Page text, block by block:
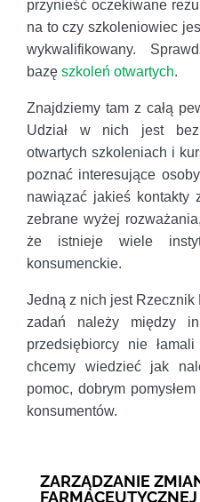
przynieść oczekiwane
na to czy szkoleniowiec
wykwalifikowany.
bazę szkoleń otwartych.
Znajdziemy tam z całą
Udział w nich jest
otwartych szkoleniach i
poznać interesujące
nawiązać jakieś kontakty
zebrane wyżej
że istnieje wiele
konsumenckie.
Jedną z nich jest
zadań należy między
przedsiębiorcy nie
chcemy wiedzieć jak
pomoc, dobrym
konsumentów.
ZARZĄDZANIE
FARMACEUTYCZNEJ